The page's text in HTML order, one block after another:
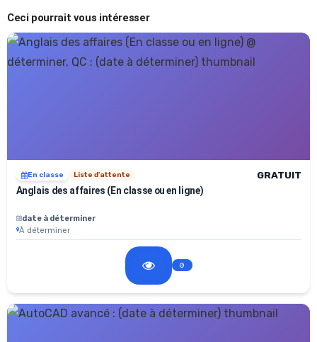
Ceci pourrait vous intéresser
En classe Liste d'attente
GRATUIT
Anglais des affaires (En classe ou en ligne)
date à déterminer
À déterminer